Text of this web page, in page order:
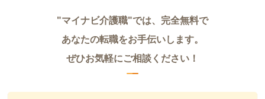
"マイナビ介護職"では、完全無料で
あなたの転職をお手伝いします。
ぜひお気軽にご相談ください！